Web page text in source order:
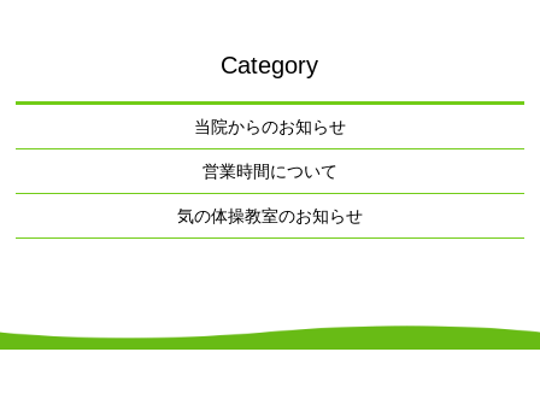
Category
当院からのお知らせ
営業時間について
気の体操教室のお知らせ